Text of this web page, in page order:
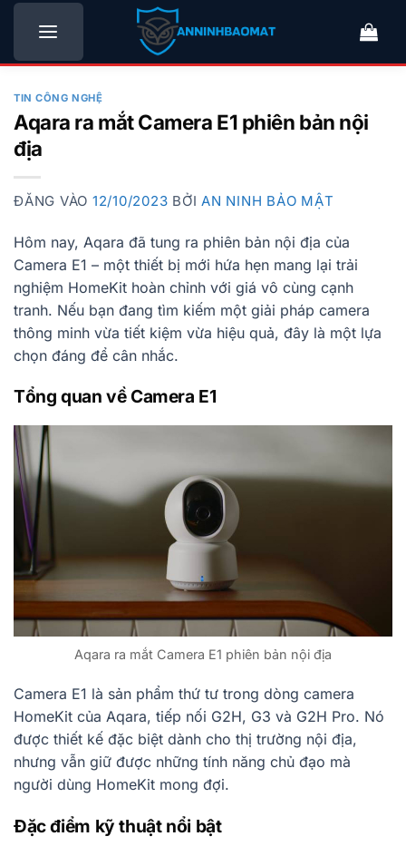
Bỏ
nội
TIN CÔNG NGHỆ
Aqara ra mắt Camera E1 phiên bản nội
địa
ĐĂNG VÀO 12/10/2023 BỞI AN NINH BẢO MẬT
Hôm nay, Aqara đã tung ra phiên bản nội địa của
Camera E1 – một thiết bị mới hứa hẹn mang lại trải
nghiệm HomeKit hoàn chỉnh với giá vô cùng cạnh
tranh. Nếu bạn đang tìm kiếm một giải pháp camera
thông minh vừa tiết kiệm vừa hiệu quả, đây là một lựa
chọn đáng để cân nhắc.
Tổng quan về Camera E1
Aqara ra mắt Camera E1 phiên bản nội địa
Camera E1 là sản phẩm thứ tư trong dòng camera
HomeKit của Aqara, tiếp nối G2H, G3 và G2H Pro. Nó
được thiết kế đặc biệt dành cho thị trường nội địa,
nhưng vẫn giữ được những tính năng chủ đạo mà
người dùng HomeKit mong đợi.
Đặc điểm kỹ thuật nổi bật